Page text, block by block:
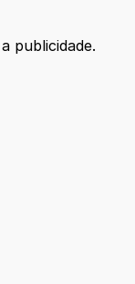
publicidade.